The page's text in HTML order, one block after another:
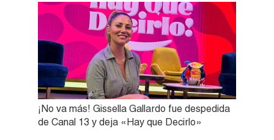
¡No va más! Gissella Gallardo fue despedida
de Canal 13 y deja «Hay que Decirlo»